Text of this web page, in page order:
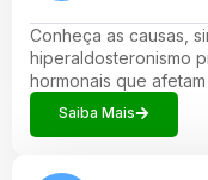
Conheça as causas,
hiperaldosteronismo
hormonais que
Saiba Mais